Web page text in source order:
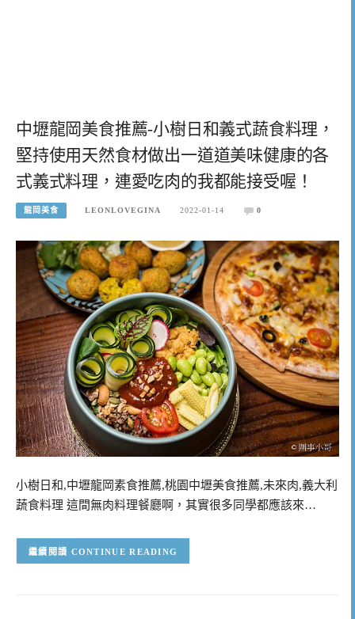
中壢龍岡美食推薦-小樹日和義式蔬食料理，
堅持使用天然食材做出一道道美味健康的各
式義式料理，連愛吃肉的我都能接受喔！
龍岡美食 LEONLOVEGINA 2022-01-14 0
小樹日和,中壢龍岡素食推薦,桃園中壢美食推薦,未來肉,義大利
蔬食料理 這間無肉料理餐廳啊，其實很多同學都應該來…
CONTINUE READING